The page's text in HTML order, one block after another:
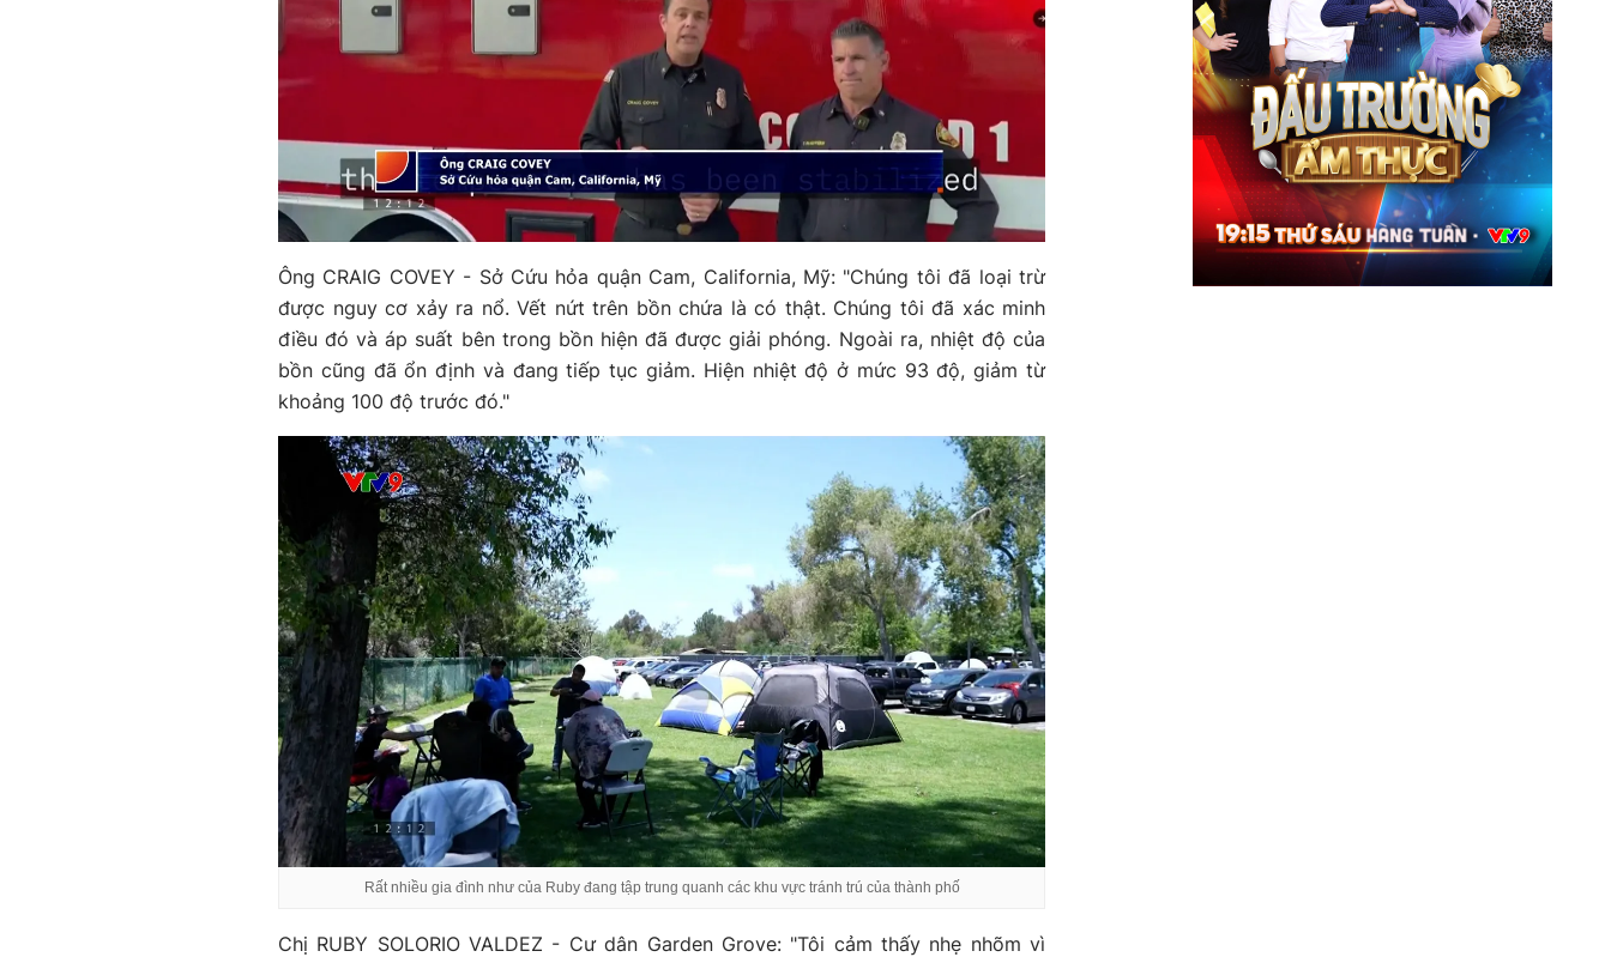
Ông CRAIG COVEY - Sở Cứu hỏa quận Cam, California, Mỹ: "Chúng tôi đã loại trừ
được nguy cơ xảy ra nổ. Vết nứt trên bồn chứa là có thật. Chúng tôi đã xác minh
điều đó và áp suất bên trong bồn hiện đã được giải phóng. Ngoài ra, nhiệt độ của
bồn cũng đã ổn định và đang tiếp tục giảm. Hiện nhiệt độ ở mức 93 độ, giảm từ
khoảng 100 độ trước đó."
Rất nhiều gia đình như của Ruby đang tập trung quanh các khu vực tránh trú của thành phố
Chị RUBY SOLORIO VALDEZ - Cư dân Garden Grove: "Tôi cảm thấy nhẹ nhõm vì